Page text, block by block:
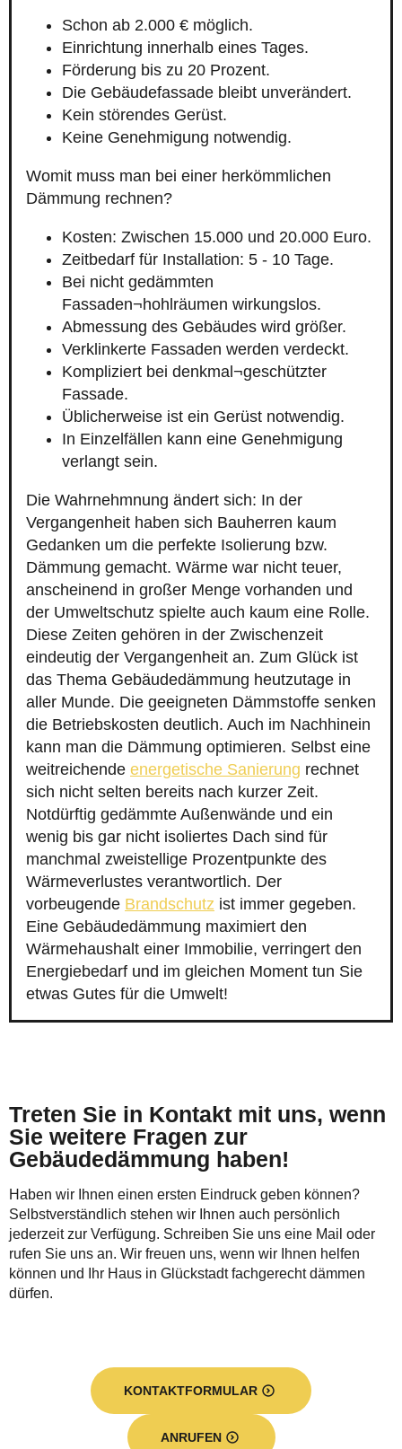
Schon ab 2.000 € möglich.
Einrichtung innerhalb eines Tages.
Förderung bis zu 20 Prozent.
Die Gebäudefassade bleibt unverändert.
Kein störendes Gerüst.
Keine Genehmigung notwendig.
Womit muss man bei einer herkömmlichen
Dämmung rechnen?
Kosten: Zwischen 15.000 und 20.000 Euro.
Zeitbedarf für Installation: 5 - 10 Tage.
Bei nicht gedämmten
Fassaden¬hohlräumen wirkungslos.
Abmessung des Gebäudes wird größer.
Verklinkerte Fassaden werden verdeckt.
Kompliziert bei denkmal¬geschützter
Fassade.
Üblicherweise ist ein Gerüst notwendig.
In Einzelfällen kann eine Genehmigung
verlangt sein.
Die Wahrnehmnung ändert sich: In der
Vergangenheit haben sich Bauherren kaum
Gedanken um die perfekte Isolierung bzw.
Dämmung gemacht. Wärme war nicht teuer,
anscheinend in großer Menge vorhanden und
der Umweltschutz spielte auch kaum eine Rolle.
Diese Zeiten gehören in der Zwischenzeit
eindeutig der Vergangenheit an. Zum Glück ist
das Thema Gebäudedämmung heutzutage in
aller Munde. Die geeigneten Dämmstoffe senken
die Betriebskosten deutlich. Auch im Nachhinein
kann man die Dämmung optimieren. Selbst eine
weitreichende energetische Sanierung rechnet
sich nicht selten bereits nach kurzer Zeit.
Notdürftig gedämmte Außenwände und ein
wenig bis gar nicht isoliertes Dach sind für
manchmal zweistellige Prozentpunkte des
Wärmeverlustes verantwortlich. Der
vorbeugende Brandschutz ist immer gegeben.
Eine Gebäudedämmung maximiert den
Wärmehaushalt einer Immobilie, verringert den
Energiebedarf und im gleichen Moment tun Sie
etwas Gutes für die Umwelt!
Treten Sie in Kontakt mit uns, wenn
Sie weitere Fragen zur
Gebäudedämmung haben!
Haben wir Ihnen einen ersten Eindruck geben können?
Selbstverständlich stehen wir Ihnen auch persönlich
jederzeit zur Verfügung. Schreiben Sie uns eine Mail oder
rufen Sie uns an. Wir freuen uns, wenn wir Ihnen helfen
können und Ihr Haus in Glückstadt fachgerecht dämmen
dürfen.
KONTAKTFORMULAR
ANRUFEN